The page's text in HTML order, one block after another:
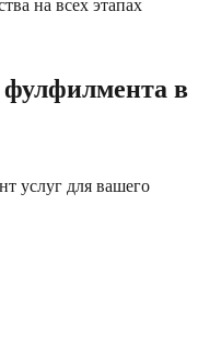
на всех этапах
фулфилмента в
услуг для вашего